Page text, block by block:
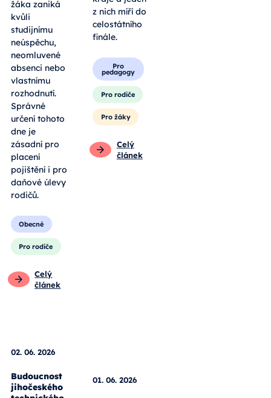
žáka zaniká
kvůli
studijnímu
neúspěchu,
neomluvené
absenci nebo
vlastnímu
rozhodnutí.
Správné
určení tohoto
dne je
zásadní pro
placení
pojištění i pro
daňové úlevy
rodičů.
Obecné
Pro rodiče
Celý
článek
z nich míří do
celostátního
finále.
Pro
pedagogy
Pro rodiče
Pro žáky
Celý
článek
01. 06. 2026